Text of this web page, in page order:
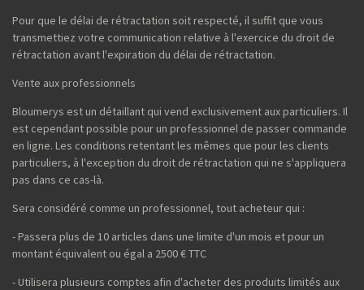
Pour que le délai de rétractation soit respecté, il suffit que vous
transmettiez votre communication relative à l'exercice du droit de
rétractation avant l'expiration du délai de rétractation.
Vente aux professionnels
Bloumerys est un détaillant qui vend exclusivement aux particuliers. Il
est cependant possible pour un professionnel de passer commande
en ligne. Les conditions retentant les mêmes que pour les clients
particuliers, à l'exception du droit de rétractation qui ne s'appliquera
pas dans ce cas-là.
Sera considéré comme un professionnel, tout acheteur qui :
- Passera plus de 10 articles dans une limite d'un mois et pour un
montant équivalent ou égal a 2500 € TTC
- Utilisera plusieurs comptes afin d'acheter des produits limités aux